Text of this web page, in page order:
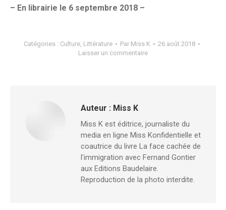
– En librairie le 6 septembre 2018 –
Catégories : Culture, Littérature Par Miss K
26 août 2018
Laisser un commentaire
Auteur : Miss K
Miss K est éditrice, journaliste du
media en ligne Miss Konfidentielle et
coautrice du livre La face cachée de
l'immigration avec Fernand Gontier
aux Editions Baudelaire.
Reproduction de la photo interdite.